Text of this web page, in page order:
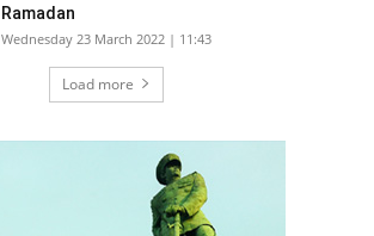
Ramadan
Wednesday 23 March 2022 | 11:43
Load more